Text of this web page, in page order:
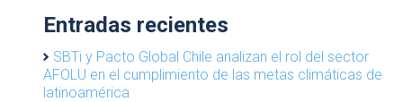
Entradas recientes
SBTi y Pacto Global Chile analizan el rol del sector
AFOLU en el cumplimiento de las metas climáticas de
latinoamérica